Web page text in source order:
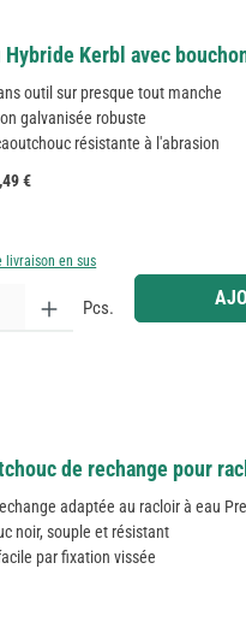
Hybride Kerbl avec
outil sur presque tout manche
galvanisée robuste
résistante à l'abrasion
€
livraison en sus
: Entrez la quantité souhaitée
Pcs.
de rechange pour
adaptée au racloir à eau
noir, souple et résistant
par fixation vissée